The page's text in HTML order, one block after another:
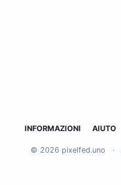
INFORMAZIONI AIUTO
© 2026 pixelfed.uno ·